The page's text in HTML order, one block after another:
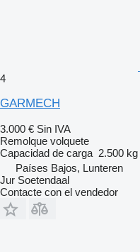
4
GARMECH
3.000 € Sin IVA
Remolque volquete
Capacidad de carga 2.500 kg
Países Bajos, Lunteren
Jur Soetendaal
Contacte con el vendedor